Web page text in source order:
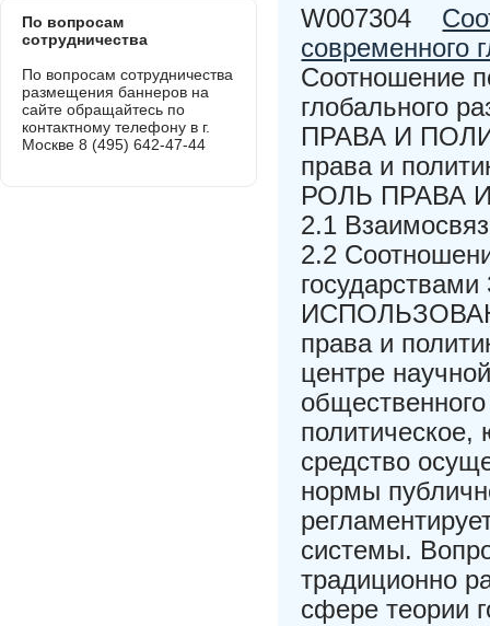
W007304
современного
Соотношение
глобального
ПРАВА И
права и
РОЛЬ ПРАВА
2.1
2.2
права и
центре
средство
нормы
системы.
традиционно
сфере теории
По вопросам
сотрудничества
По вопросам сотрудничества
размещения баннеров на
сайте обращайтесь по
контактному телефону в г.
Москве 8 (495) 642-47-44